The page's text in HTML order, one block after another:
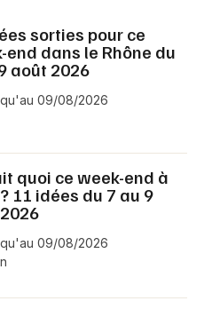
sorties pour ce
end dans le Rhône du
août 2026
09/08/2026
quoi ce week-end à
11 idées du 7 au 9
09/08/2026